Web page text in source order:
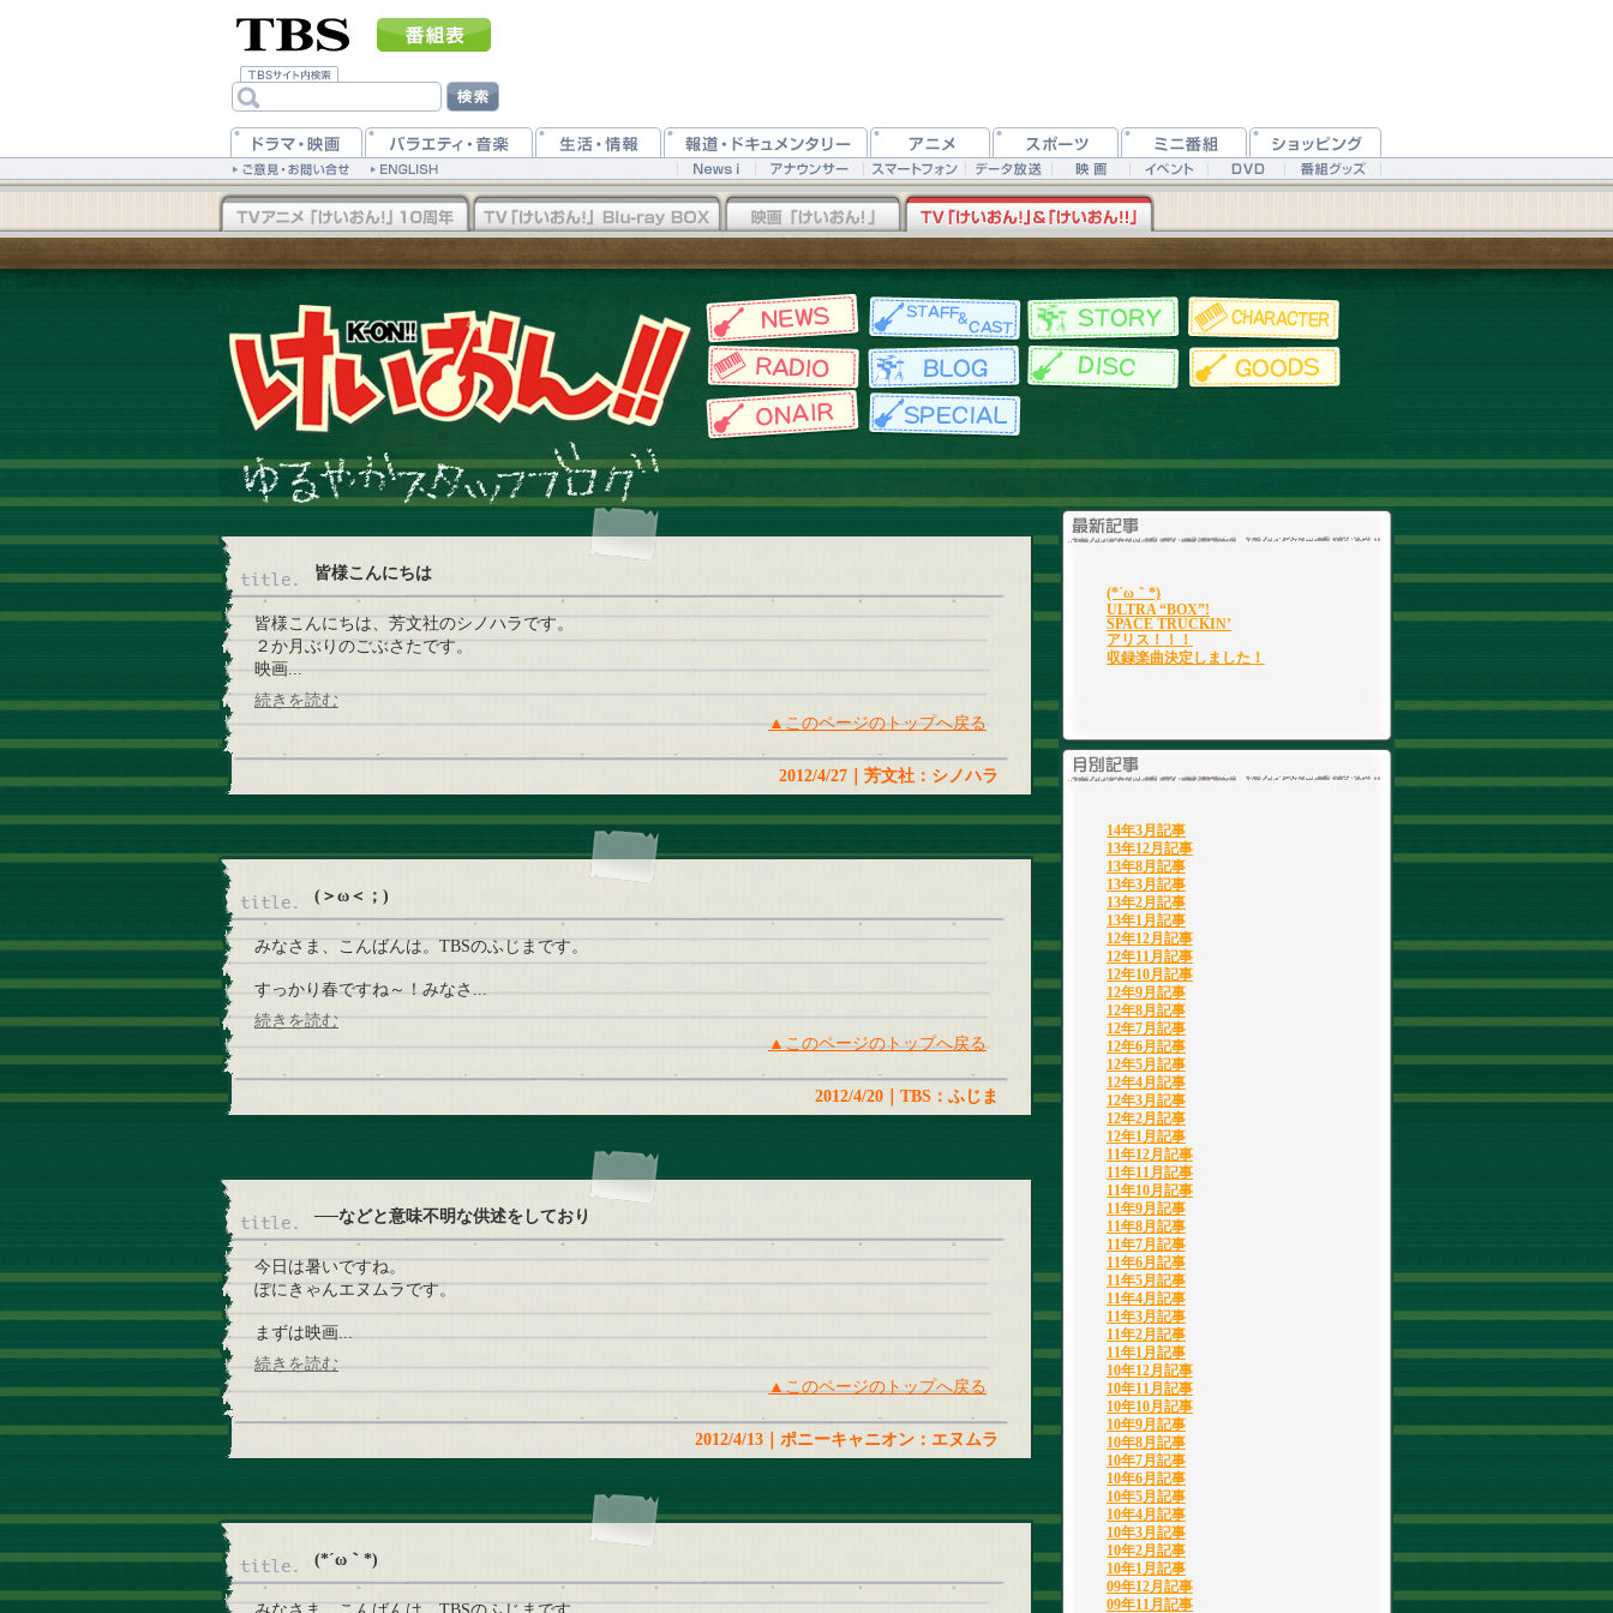
皆様こんにちは
皆様こんにちは、芳文社のシノハラです。
２か月ぶりのごぶさたです。
映画...
続きを読む
▲このページのトップへ戻る
2012/4/27｜芳文社：シノハラ
(＞ω＜；)
みなさま、こんばんは。TBSのふじまです。
すっかり春ですね～！みなさ...
続きを読む
▲このページのトップへ戻る
2012/4/20｜TBS：ふじま
──などと意味不明な供述をしており
今日は暑いですね。
ぽにきゃんエヌムラです。
まずは映画...
続きを読む
▲このページのトップへ戻る
2012/4/13｜ポニーキャニオン：エヌムラ
(*´ω｀*)
(*´ω｀*)
ULTRA “BOX”!
SPACE TRUCKIN’
アリス！！！
収録楽曲決定しました！
14年3月記事
13年12月記事
13年8月記事
13年3月記事
13年2月記事
13年1月記事
12年12月記事
12年11月記事
12年10月記事
12年9月記事
12年8月記事
12年7月記事
12年6月記事
12年5月記事
12年4月記事
12年3月記事
12年2月記事
12年1月記事
11年12月記事
11年11月記事
11年10月記事
11年9月記事
11年8月記事
11年7月記事
11年6月記事
11年5月記事
11年4月記事
11年3月記事
11年2月記事
11年1月記事
10年12月記事
10年11月記事
10年10月記事
10年9月記事
10年8月記事
10年7月記事
10年6月記事
10年5月記事
10年4月記事
10年3月記事
10年2月記事
10年1月記事
09年12月記事
09年11月記事